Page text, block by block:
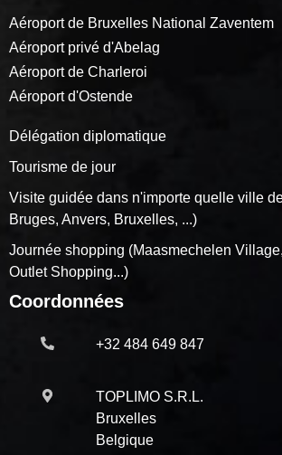
Aéroport de Bruxelles National Zaventem
Aéroport privé d'Abelag
Aéroport de Charleroi
Aéroport d'Ostende
Délégation diplomatique
Tourisme de jour
Visite guidée dans n'importe quelle ville
Bruges, Anvers, Bruxelles, ...)
Journée shopping (Maasmechelen
Outlet Shopping...)
Coordonnées
+32 484 649 847
TOPLIMO S.R.L.
Bruxelles
Belgique